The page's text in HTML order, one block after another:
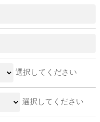
選択してください
選択してください